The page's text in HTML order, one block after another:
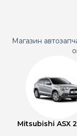
Магазин
Mitsubishi ASX